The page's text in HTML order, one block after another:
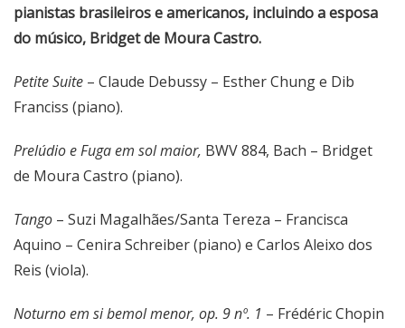
pianistas brasileiros e americanos, incluindo a esposa
do músico, Bridget de Moura Castro.
Petite Suite – Claude Debussy – Esther Chung e Dib
Franciss (piano).
Prelúdio e Fuga em sol maior, BWV 884, Bach – Bridget
de Moura Castro (piano).
Tango – Suzi Magalhães/Santa Tereza – Francisca
Aquino – Cenira Schreiber (piano) e Carlos Aleixo dos
Reis (viola).
Noturno em si bemol menor, op. 9 nº. 1 – Frédéric Chopin